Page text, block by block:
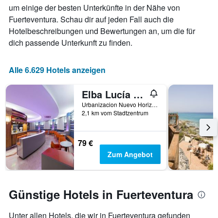
hat
1
X-
Achse,
die
der
Tage
Aufenthalt
anzeigt
Das
Diagramm
hat
1
Y-
den
durchschnittlichen
Zimmerpreis
um einige der besten Unterkünfte in der Nähe von
Fuerteventura. Schau dir auf jeden Fall auch die
Hotelbeschreibungen und Bewertungen an, um die für
dich passende Unterkunft zu finden.
Alle 6.629 Hotels anzeigen
Elba Lucía Sport & Suite Hotel
Urbanizacion Nuevo Horizonte, Caleta de Fuste, Fuerteventura, Spanien
2,1 km vom Stadtzentrum
79 €
Zum Angebot
Günstige Hotels in Fuerteventura
Unter allen Hotels, die wir in Fuerteventura gefunden